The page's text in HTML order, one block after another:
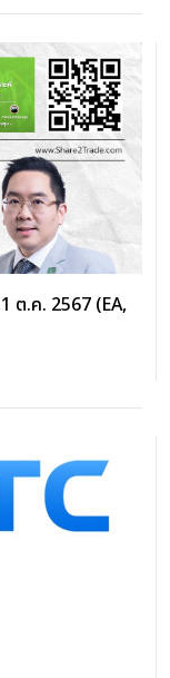
ต.ค. 2567 (EA,